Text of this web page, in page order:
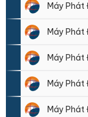
Máy Phát
Máy Phát
Máy
Máy Phát
Máy